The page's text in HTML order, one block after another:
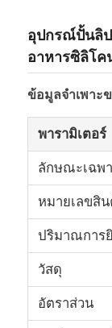
อุปกรณ์ปั้นลิป
อาหารซิลิโค
ข้อมูลจำเพา
พารามิเตอร์
ลักษณะเฉพ
หมายเลขสิน
ปริมาณการ
วัสดุ
อัตราส่วน